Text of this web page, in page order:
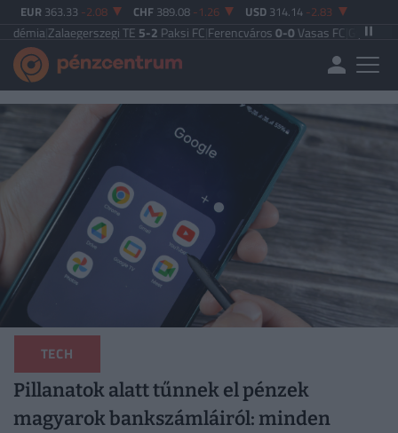
EUR 363.33 -2.08 CHF 389.08 -1.26 USD 314.14 -2.83
TE5-2Paksi FC|Ferencváros0-0Vasas FC| Győri ETO FC 4-0
TECH
Pillanatok alatt tűnnek el pénzek
magyarok bankszámláiról: minden